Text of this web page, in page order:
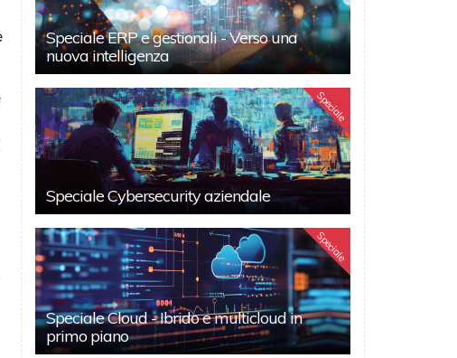
Speciale ERP e gestionali - Verso una
nuova intelligenza
Speciale
Speciale Cybersecurity aziendale
Speciale
Speciale Cloud - Ibrido e multicloud in
primo piano